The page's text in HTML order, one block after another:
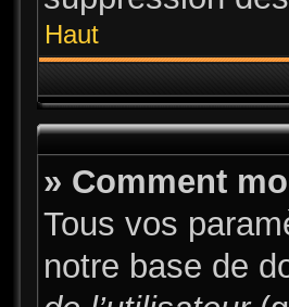
Haut
» Comment
Tous vos
notre base de